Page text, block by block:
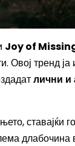
Joy of
Овој тренд
лични и
ставајќи